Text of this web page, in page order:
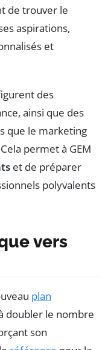
de trouver le
aspirations,
et
des
ainsi que des
que le marketing
permet à GEM
et de préparer
polyvalents
vers
plan
doubler le nombre
son